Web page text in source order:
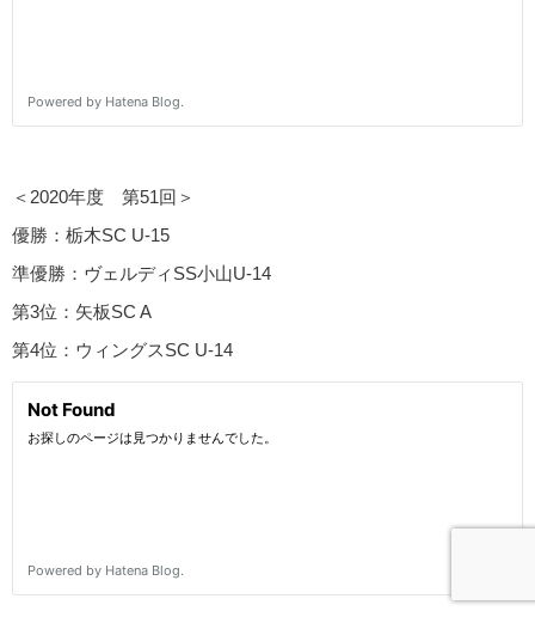
＜2020年度 第51回＞
優勝：栃木SC U-15
準優勝：ヴェルディSS小山U-14
第3位：矢板SC A
第4位：ウィングスSC U-14